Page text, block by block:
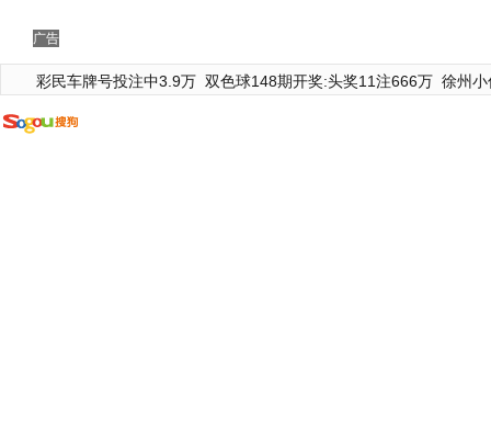
广告
彩民车牌号投注中3.9万 双色球148期开奖:头奖11注666万 徐州